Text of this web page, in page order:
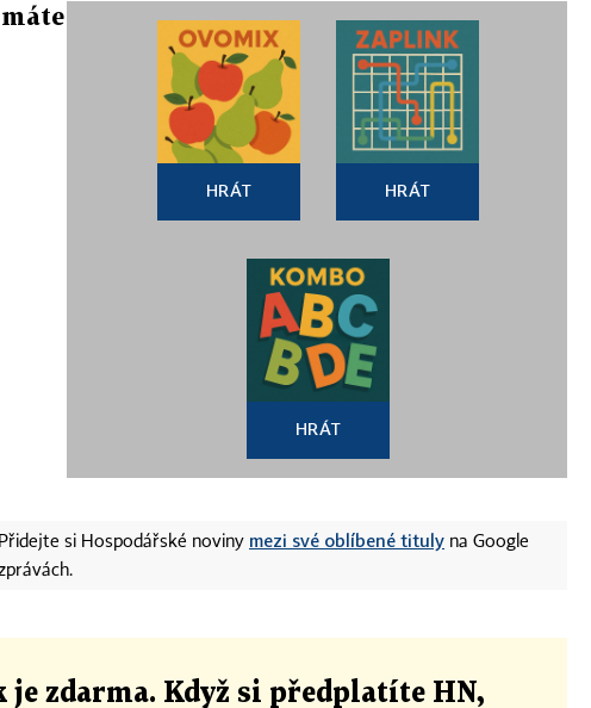
HRÁT HRÁT
HRÁT
Přidejte si Hospodářské noviny mezi své oblíbené tituly na Google
je zdarma. Když si předplatíte HN,